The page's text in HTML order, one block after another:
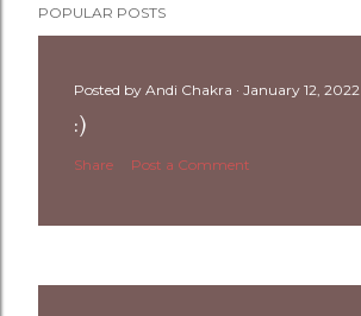
POPULAR POSTS
Posted by Andi Chakra January 12, 2022
:)
Share Post a Comment